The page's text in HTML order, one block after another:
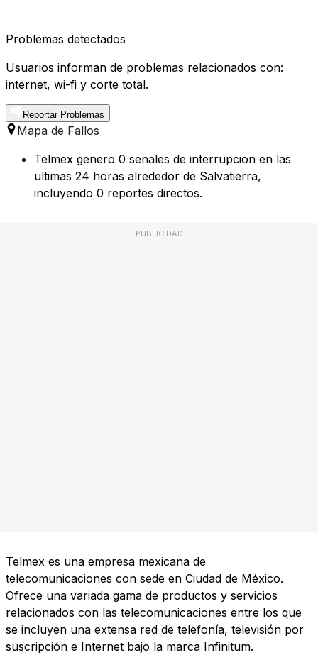
Problemas detectados
Usuarios informan de problemas relacionados con:
internet, wi-fi y corte total.
Reportar Problemas
Mapa de Fallos
Telmex genero 0 senales de interrupcion en las
ultimas 24 horas alrededor de Salvatierra,
incluyendo 0 reportes directos.
PUBLICIDAD
Telmex es una empresa mexicana de
telecomunicaciones con sede en Ciudad de México.
Ofrece una variada gama de productos y servicios
relacionados con las telecomunicaciones entre los que
se incluyen una extensa red de telefonía, televisión por
suscripción e Internet bajo la marca Infinitum.